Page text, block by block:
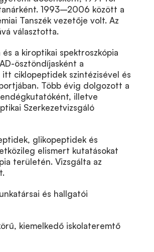
1993–2006 között a
Tanszék vezetője volt. Az
választotta.
a kiroptikai spektroszkópia
ösztöndíjasként a
ciklopeptidek szintézisével és
Több évig dolgozott a
illetve
Szerkezetvizsgáló
glikopeptidek és
elismert kutatásokat
területén. Vizsgálta az
és hallgatói
kiemelkedő iskolateremtő